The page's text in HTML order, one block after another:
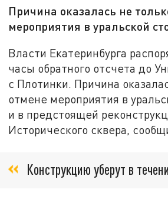
Причина оказалась не
мероприятия в уральской
Власти Екатеринбурга
часы обратного отсчета до
с Плотинки. Причина
отмене мероприятия в
и в предстоящей
Исторического сквера,
Конструкцию уберут в